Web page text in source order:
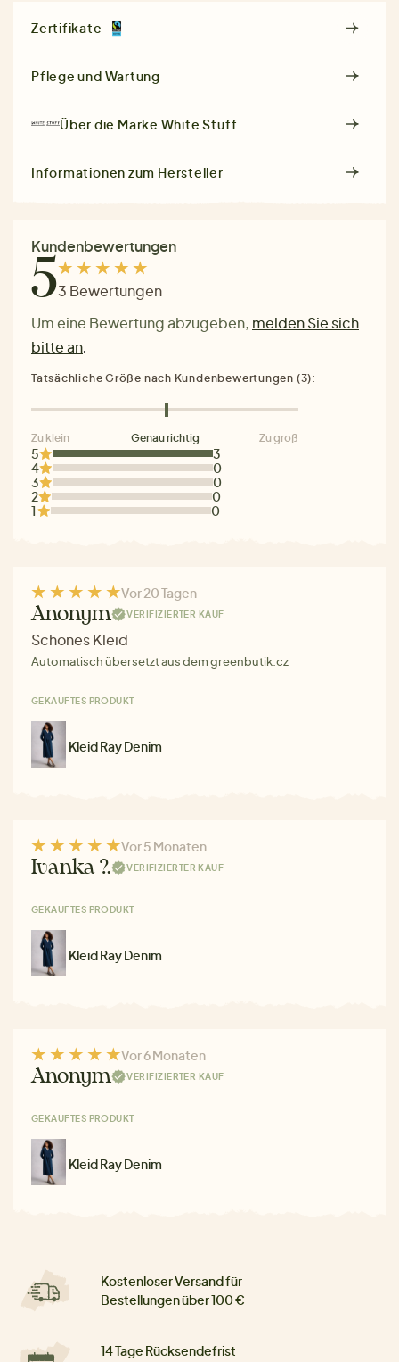
Zertifikate
Pflege und Wartung
Über die Marke White Stuff
Informationen zum Hersteller
Kundenbewertungen
53 Bewertungen
Um eine Bewertung abzugeben, melden Sie sich
bitte an.
5
3
4
0
3
0
2
0
1
0
Tatsächliche Größe nach Kundenbewertungen (3):
Zu klein Genau richtig Zu groß
Vor 20 Tagen
Anonym VERIFIZIERTER KAUF
Schönes Kleid
Automatisch übersetzt aus dem greenbutik.cz
GEKAUFTES PRODUKT
Kleid Ray Denim
Vor 5 Monaten
Ivanka ?. VERIFIZIERTER KAUF
GEKAUFTES PRODUKT
Kleid Ray Denim
Vor 6 Monaten
Anonym VERIFIZIERTER KAUF
GEKAUFTES PRODUKT
Kleid Ray Denim
Kostenloser Versand für
Bestellungen über 100 €
14 Tage Rücksendefrist